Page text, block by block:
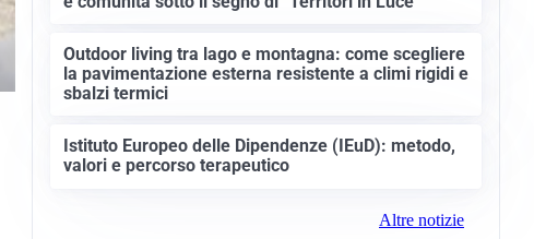
Outdoor living tra lago e montagna: come scegliere
la pavimentazione esterna resistente a climi rigidi e
sbalzi termici
Istituto Europeo delle Dipendenze (IEuD): metodo,
valori e percorso terapeutico
Altre notizie